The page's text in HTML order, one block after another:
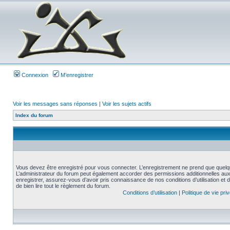
Connexion M’enregistrer
Voir les messages sans réponses | Voir les sujets actifs
Index du forum
Vous devez être enregistré pour vous connecter. L’enregistrement ne prend que
L’administrateur du forum peut également accorder des permissions additionnelles
enregistrer, assurez-vous d’avoir pris connaissance de nos conditions d’utilisation et
de bien lire tout le règlement du forum.
Conditions d’utilisation| Politique de vie